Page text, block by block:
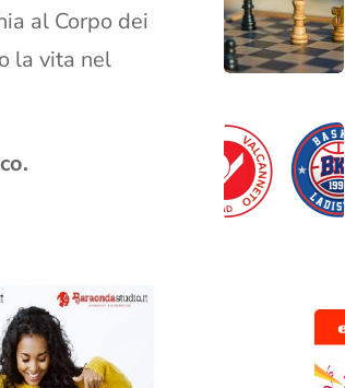
al Corpo dei
la vita nel